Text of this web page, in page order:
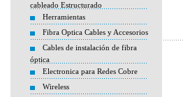
cableado Estructurado
Herramientas
Fibra Optica Cables y Accesorios
Cables de instalación de fibra
óptica
Electronica para Redes Cobre
Wireless